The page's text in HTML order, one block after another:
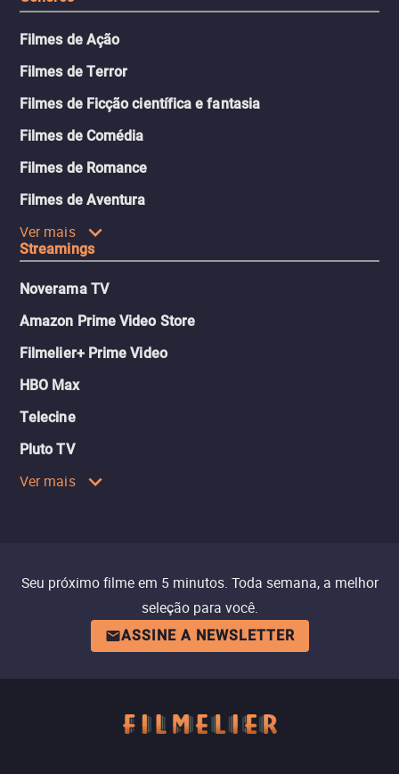
Filmes de Ação
Filmes de Terror
Filmes de Ficção científica e fantasia
Filmes de Comédia
Filmes de Romance
Filmes de Aventura
Ver mais
Streamings
Noverama TV
Amazon Prime Video Store
Filmelier+ Prime Video
HBO Max
Telecine
Pluto TV
Ver mais
Seu próximo filme em 5 minutos. Toda semana, a melhor
seleção para você.
ASSINE A NEWSLETTER